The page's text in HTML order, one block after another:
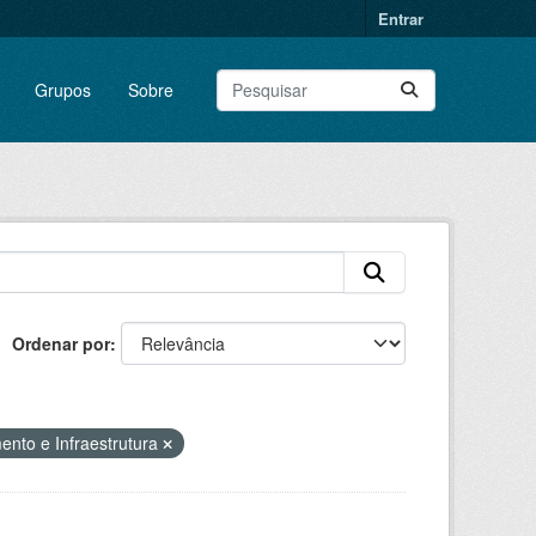
Entrar
Grupos Sobre
Ordenar por
e Infraestrutura